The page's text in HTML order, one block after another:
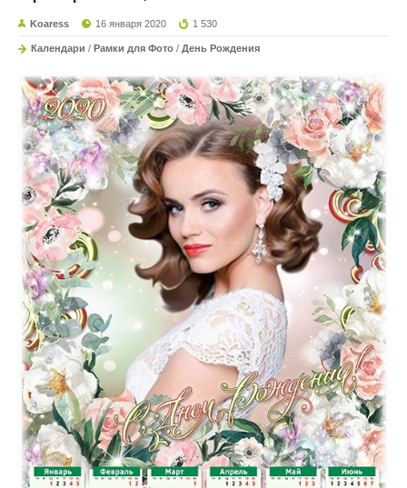
Koaress 16 января 2020 1 530
Календари / Рамки для Фото / День Рождения